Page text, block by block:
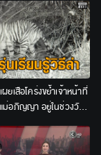
ยเสือโคร่งขย้ำเจ้าหน้าที่
ม่อภิญญา อยู่ในช่วงวัย
“เสือกินคน”